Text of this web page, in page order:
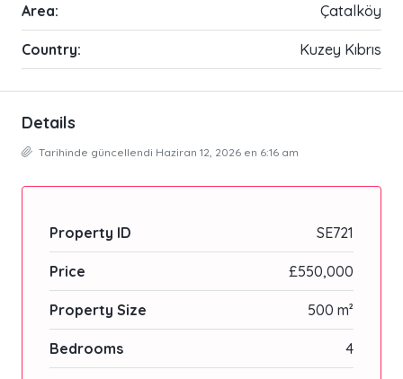
Area: Çatalköy
Country: Kuzey Kıbrıs
Details
Tarihinde güncellendi Haziran 12, 2026 en 6:16 am
Property ID SE721
Price £550,000
Property Size 500 m²
Bedrooms 4